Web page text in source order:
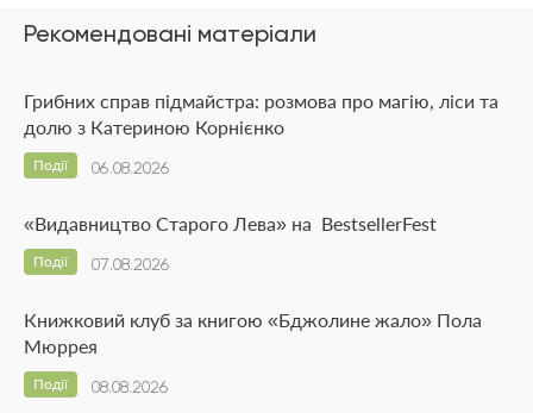
Рекомендовані матеріали
Грибних справ підмайстра: розмова про магію, ліси та
долю з Катериною Корнієнко
06.08.2026
Події
«Видавництво Старого Лева» на BestsellerFest
07.08.2026
Події
Книжковий клуб за книгою «Бджолине жало» Пола
Мюррея
08.08.2026
Події